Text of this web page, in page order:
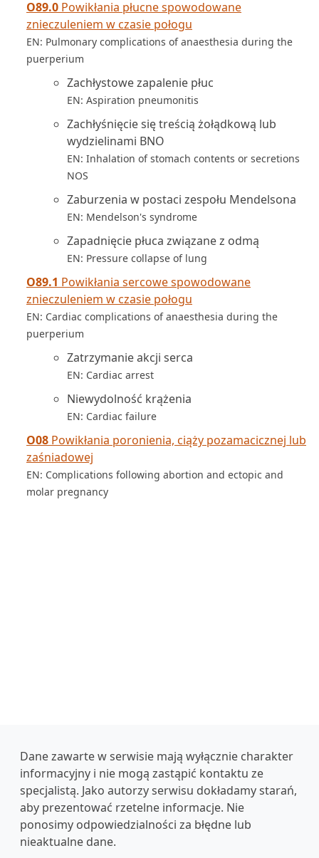
O89.0 Powikłania płucne spowodowane
znieczuleniem w czasie połogu
EN: Pulmonary complications of anaesthesia during the
puerperium
Zachłystowe zapalenie płuc
EN: Aspiration pneumonitis
Zachłyśnięcie się treścią żołądkową lub
wydzielinami BNO
EN: Inhalation of stomach contents or secretions
NOS
Zaburzenia w postaci zespołu Mendelsona
EN: Mendelson's syndrome
Zapadnięcie płuca związane z odmą
EN: Pressure collapse of lung
O89.1 Powikłania sercowe spowodowane
znieczuleniem w czasie połogu
EN: Cardiac complications of anaesthesia during the
puerperium
Zatrzymanie akcji serca
EN: Cardiac arrest
Niewydolność krążenia
EN: Cardiac failure
O08 Powikłania poronienia, ciąży pozamacicznej lub
zaśniadowej
EN: Complications following abortion and ectopic and
molar pregnancy
Dane zawarte w serwisie mają wyłącznie charakter
informacyjny i nie mogą zastąpić kontaktu ze
specjalistą. Jako autorzy serwisu dokładamy starań,
aby prezentować rzetelne informacje. Nie
ponosimy odpowiedzialności za błędne lub
nieaktualne dane.